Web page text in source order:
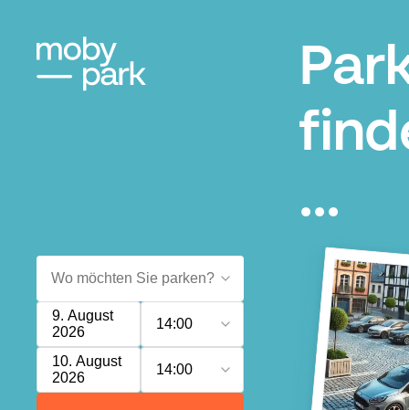
...
9. August
2026
14:00
10. August
2026
14:00